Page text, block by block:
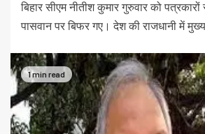
बिहार सीएम नीतीश कुमार गुरुवार को
पासवान पर बिफर गए। देश की राजधानी में
1 min read